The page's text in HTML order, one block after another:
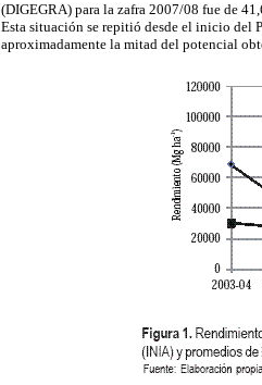
(DIGEGRA) para la zafra 2007/08 fue de
Esta situación se repitió desde el inicio del
aproximadamente la mitad del potencial